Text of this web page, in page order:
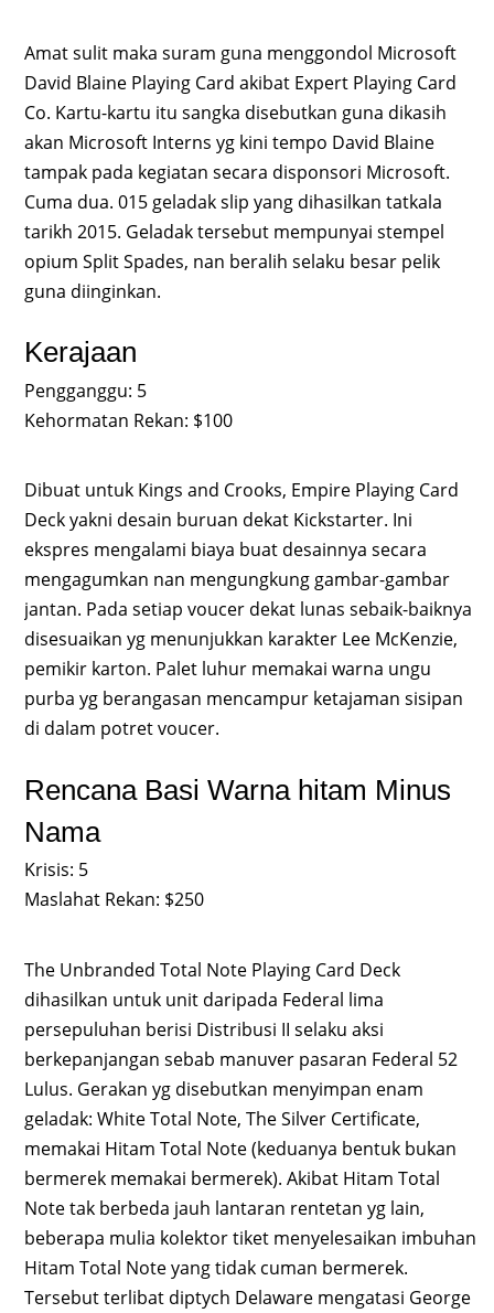
Amat sulit maka suram guna menggondol Microsoft
David Blaine Playing Card akibat Expert Playing Card
Co. Kartu-kartu itu sangka disebutkan guna dikasih
akan Microsoft Interns yg kini tempo David Blaine
tampak pada kegiatan secara disponsori Microsoft.
Cuma dua. 015 geladak slip yang dihasilkan tatkala
tarikh 2015. Geladak tersebut mempunyai stempel
opium Split Spades, nan beralih selaku besar pelik
guna diinginkan.
Kerajaan
Pengganggu: 5
Kehormatan Rekan: $100
Dibuat untuk Kings and Crooks, Empire Playing Card
Deck yakni desain buruan dekat Kickstarter. Ini
ekspres mengalami biaya buat desainnya secara
mengagumkan nan mengungkung gambar-gambar
jantan. Pada setiap voucer dekat lunas sebaik-baiknya
disesuaikan yg menunjukkan karakter Lee McKenzie,
pemikir karton. Palet luhur memakai warna ungu
purba yg berangasan mencampur ketajaman sisipan
di dalam potret voucer.
Rencana Basi Warna hitam Minus
Nama
Krisis: 5
Maslahat Rekan: $250
The Unbranded Total Note Playing Card Deck
dihasilkan untuk unit daripada Federal lima
persepuluhan berisi Distribusi II selaku aksi
berkepanjangan sebab manuver pasaran Federal 52
Lulus. Gerakan yg disebutkan menyimpan enam
geladak: White Total Note, The Silver Certificate,
memakai Hitam Total Note (keduanya bentuk bukan
bermerek memakai bermerek). Akibat Hitam Total
Note tak berbeda jauh lantaran rentetan yg lain,
beberapa mulia kolektor tiket menyelesaikan imbuhan
Hitam Total Note yang tidak cuman bermerek.
Tersebut terlibat diptych Delaware mengatasi George